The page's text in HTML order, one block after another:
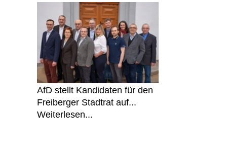
AfD stellt Kandidaten für den
Freiberger Stadtrat auf...
Weiterlesen...